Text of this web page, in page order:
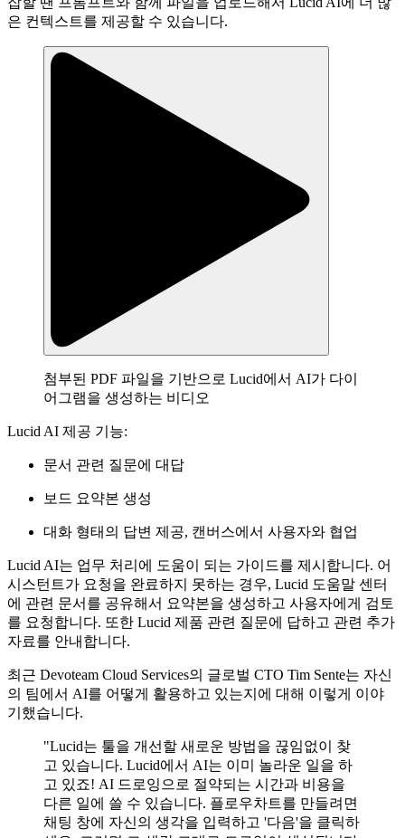
은 컨텍스트를 제공할 수 있습니다.
첨부된 PDF 파일을 기반으로 Lucid에서 AI가 다이
어그램을 생성하는 비디오
Lucid AI 제공 기능:
문서 관련 질문에 대답
보드 요약본 생성
대화 형태의 답변 제공, 캔버스에서 사용자와 협업
Lucid AI는 업무 처리에 도움이 되는 가이드를 제시합니다. 어
시스턴트가 요청을 완료하지 못하는 경우, Lucid 도움말 센터
에 관련 문서를 공유해서 요약본을 생성하고 사용자에게 검토
를 요청합니다. 또한 Lucid 제품 관련 질문에 답하고 관련 추가
자료를 안내합니다.
최근 Devoteam Cloud Services의 글로벌 CTO Tim Sente는 자신
의 팀에서 AI를 어떻게 활용하고 있는지에 대해 이렇게 이야
기했습니다.
"Lucid는 툴을 개선할 새로운 방법을 끊임없이 찾
고 있습니다. Lucid에서 AI는 이미 놀라운 일을 하
고 있죠! AI 드로잉으로 절약되는 시간과 비용을
다른 일에 쓸 수 있습니다. 플로우차트를 만들려면
채팅 창에 자신의 생각을 입력하고 '다음'을 클릭하